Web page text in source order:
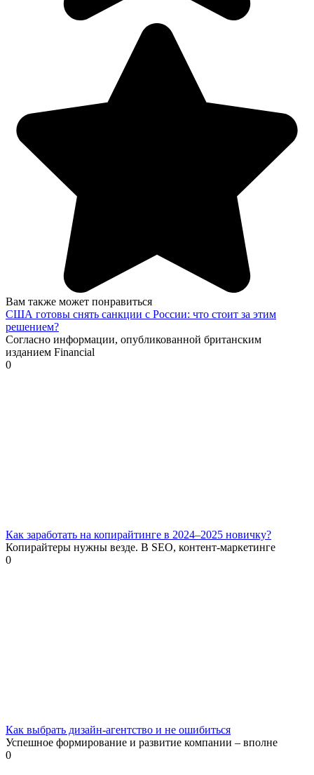
Вам также может понравиться
США готовы снять санкции с России: что стоит за этим
решением?
Согласно информации, опубликованной британским
изданием Financial
0
Как заработать на копирайтинге в 2024–2025 новичку?
Копирайтеры нужны везде. В SEO, контент-маркетинге
0
Как выбрать дизайн-агентство и не ошибиться
Успешное формирование и развитие компании – вполне
0